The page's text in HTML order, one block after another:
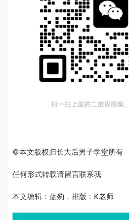
©本文版权归长大后男子学堂所有
任何形式转载请留言联系我
本文编辑：蓝豹，排版：K老师